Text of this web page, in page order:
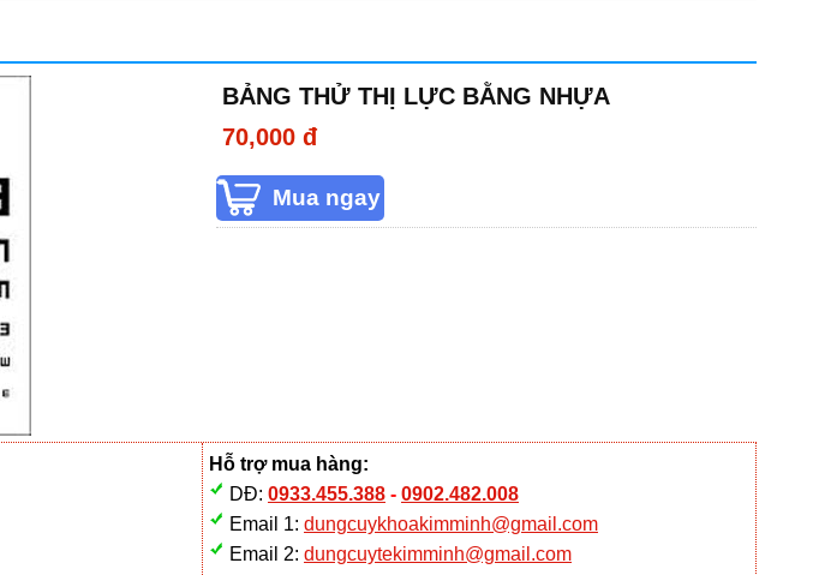
BẢNG THỬ THỊ LỰC BẰNG NHỰA
70,000 đ
Hỗ trợ mua hàng:
DĐ: 0933.455.388 - 0902.482.008
Email 1: dungcuykhoakimminh@gmail.com
Email 2: dungcuytekimminh@gmail.com